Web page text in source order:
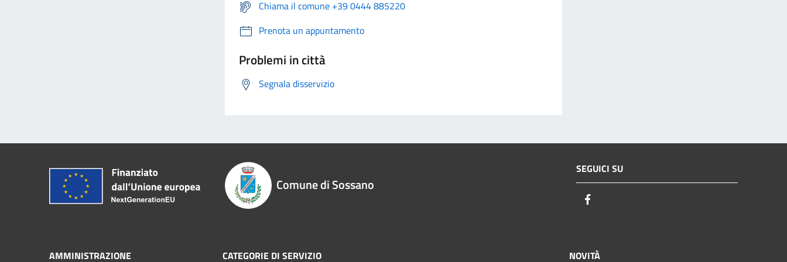
Chiama il comune +39 0444 885220
Prenota un appuntamento
Problemi in città
Segnala disservizio
Comune di Sossano
SEGUICI SU
AMMINISTRAZIONE CATEGORIE DI SERVIZIO NOVITÀ